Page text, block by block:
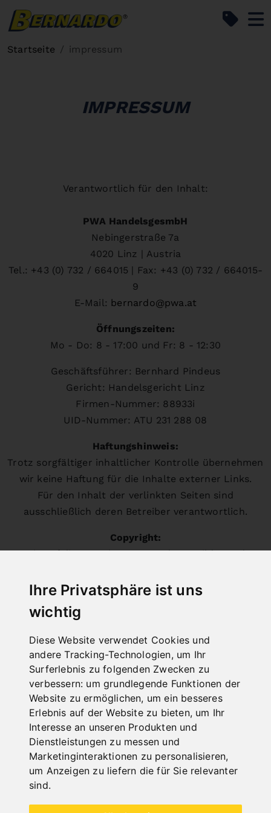
Ihre Privatsphäre ist uns
wichtig
Diese Website verwendet Cookies und
andere Tracking-Technologien, um Ihr
Surferlebnis zu folgenden Zwecken zu
verbessern: um grundlegende Funktionen der
Website zu ermöglichen, um ein besseres
Erlebnis auf der Website zu bieten, um Ihr
Interesse an unseren Produkten und
Dienstleistungen zu messen und
Marketinginteraktionen zu personalisieren,
um Anzeigen zu liefern die für Sie relevanter
sind.
Startseite impressum
IMPRESSUM
Verantwortlich für den Inhalt:
PWA HandelsgesmbH
Nebingerstraße 7a
4020 Linz | Austria
Tel.: +43 (0) 732 / 664015 | Fax: +43 (0) 732 / 664015-
9
E-Mail: bernardo@pwa.at
Öffnungszeiten:
Mo - Do: 8 - 17:00 und Fr: 8 - 12:30
Geschäftsführer: Bernhard Pindeus
Gericht: Handelsgericht Linz
Firmen-Nummer: 88933i
UID-Nummer: ATU 231 288 08
Haftungshinweis:
Trotz sorgfältiger inhaltlicher Kontrolle übernehmen
wir keine Haftung für die Inhalte externer Links.
Für den Inhalt der verlinkten Seiten sind
ausschließlich deren Betreiber verantwortlich.
Copyright:
Die auf diesen Seiten verwendeten Bilder und
nicht verwendet oder weitergegben werden.